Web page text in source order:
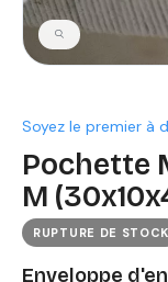
Soyez le premier à
Pochette
M
RUPTURE DE STOCK
Enveloppe